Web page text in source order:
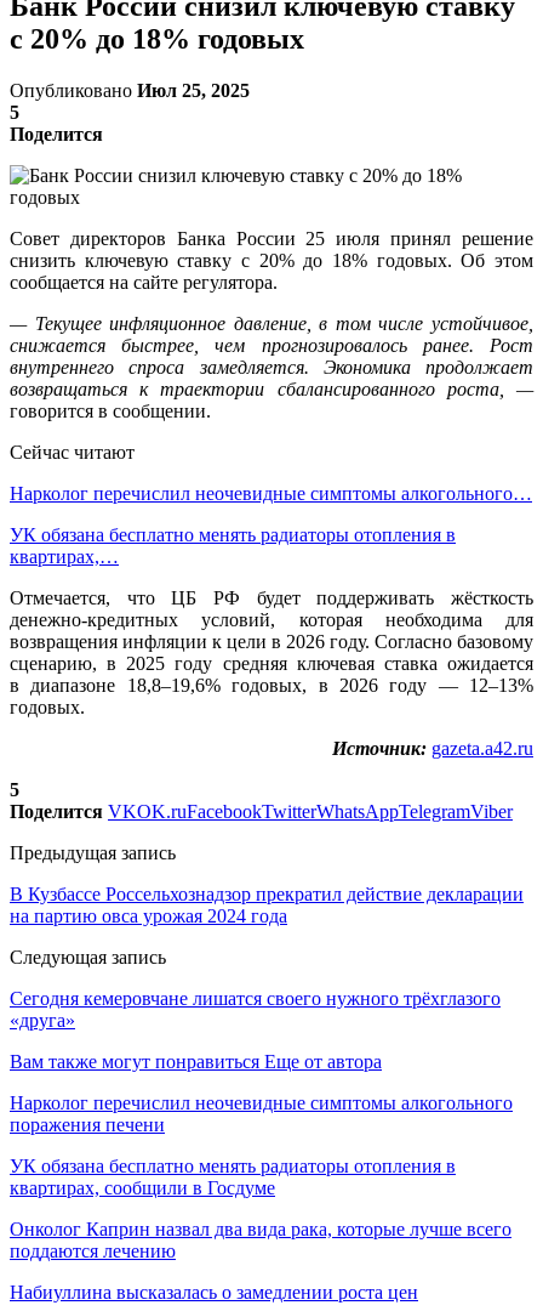
с 20% до 18% годовых
Опубликовано Июл 25, 2025
5
Поделится
Совет директоров Банка России 25 июля принял решение
снизить ключевую ставку с 20% до 18% годовых. Об этом
сообщается на сайте регулятора.
— Текущее инфляционное давление, в том числе устойчивое,
снижается быстрее, чем прогнозировалось ранее. Рост
внутреннего спроса замедляется. Экономика продолжает
возвращаться к траектории сбалансированного роста, —
говорится в сообщении.
Сейчас читают
Нарколог перечислил неочевидные симптомы алкогольного…
УК обязана бесплатно менять радиаторы отопления в
квартирах,…
Отмечается, что ЦБ РФ будет поддерживать жёсткость
денежно-кредитных условий, которая необходима для
возвращения инфляции к цели в 2026 году. Согласно базовому
сценарию, в 2025 году средняя ключевая ставка ожидается
в диапазоне 18,8–19,6% годовых, в 2026 году — 12–13%
годовых.
Источник: gazeta.a42.ru
5
Поделится VKOK.ruFacebookTwitterWhatsAppTelegramViber
Предыдущая запись
В Кузбассе Россельхознадзор прекратил действие декларации
на партию овса урожая 2024 года
Следующая запись
Сегодня кемеровчане лишатся своего нужного трёхглазого
«друга»
Вам также могут понравиться Еще от автора
Нарколог перечислил неочевидные симптомы алкогольного
поражения печени
УК обязана бесплатно менять радиаторы отопления в
квартирах, сообщили в Госдуме
Онколог Каприн назвал два вида рака, которые лучше всего
поддаются лечению
Набиуллина высказалась о замедлении роста цен